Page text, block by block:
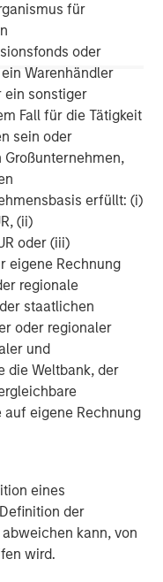
für
oder
Warenhändler
ein sonstiger
Fall für die Tätigkeit
sein oder
erfüllt: (i)
(ii)
oder (iii)
eigene Rechnung
regionale
staatlichen
oder regionaler
und
die Weltbank, der
eigene Rechnung
eines
der
kann, von
wird.
author as of the date of
any time due to market
come to pass.
opinions of all
Investment
and affiliates
reflected in all the
whom the Firm
to and
without the
to any other person and
whatsoever. It is the
material to fully
including obtaining
may be required or
to be observed in
which is not impartial,
only, not a
securities, or to
Information does not
specific needs of
purposes
past performance
disclosures, refer to